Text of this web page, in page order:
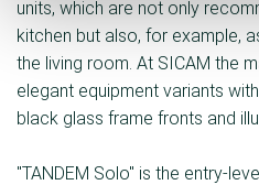
units, which are not only
kitchen but also, for example,
the living room. At SICAM the
elegant equipment variants
black glass frame fronts and
"TANDEM Solo" is the entry-